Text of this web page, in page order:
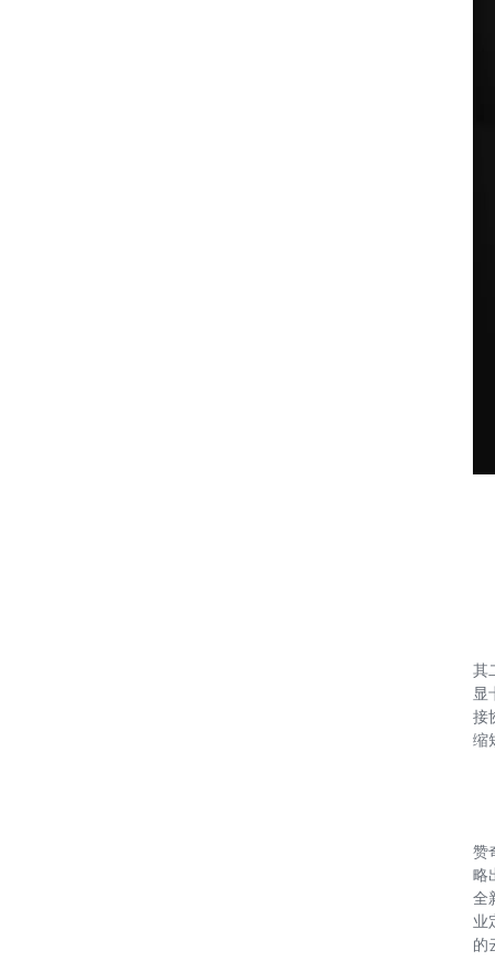
其
显
接
缩
赞
略
全
业
的